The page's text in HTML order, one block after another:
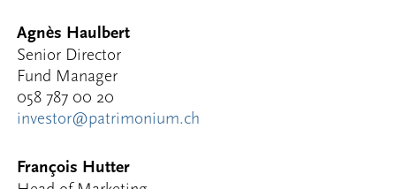
Agnès Haulbert
Senior Director
Fund Manager
058 787 00 20
investor@patrimonium.ch
François Hutter